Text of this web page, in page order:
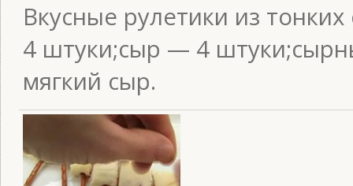
Вкусные рулетики из
4 штуки;сыр — 4
мягкий сыр.